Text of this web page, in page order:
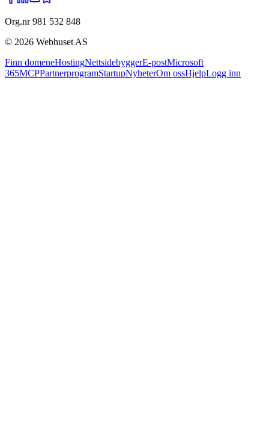
Org.nr 981 532 848
© 2026 Webhuset AS
Finn domeneHostingNettsidebyggerE-postMicrosoft
365MCPPartnerprogramStartupNyheterOm ossHjelpLogg inn